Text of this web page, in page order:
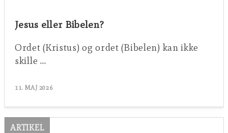
Jesus eller Bibelen?
Ordet (Kristus) og ordet (Bibelen) kan ikke
skille …
11. MAJ 2026
ARTIKEL